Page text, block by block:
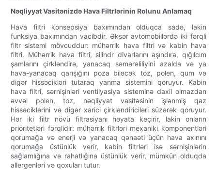
Nəqliyyat Vasitənizdə Hava Filtrlərinin Rolunu Anlamaq
Hava filtri konsepsiya baxımından olduqca sadə, lakin
funksiya baxımından vacibdir. Əksər avtomobillərdə iki fərqli
filtr sistemi mövcuddur: mühərrik hava filtri və kabin hava
filtri. Mühərrik hava filtri, silindr divarlarını aşındıra, qığılcım
şamlarını çirkləndirə, yanacaq səmərəliliyini azalda və ya
hava-yanacaq qarışığını poza biləcək toz, polen, qum və
digər hissəcikləri tutaraq yanma sistemini qoruyur. Kabin
hava filtri, sərnişinləri ventilyasiya sisteminə daxil olmazdan
əvvəl polen, toz, nəqliyyat vasitəsinin işlənmiş qaz
hissəciklərini və digər xarici çirkləndiriciləri süzərək qoruyur.
Hər iki filtr növü filtrasiyanı həyata keçirir, lakin onların
prioritetləri fərqlidir: mühərrik filtrləri mexaniki komponentləri
qorumağa və enerji və yanacaq qənaəti üçün hava axınını
qorumağa üstünlük verir, kabin filtrləri isə sərnişinlərin
sağlamlığına və rahatlığına üstünlük verir, mümkün olduqda
allergenləri və qoxuları tutur.